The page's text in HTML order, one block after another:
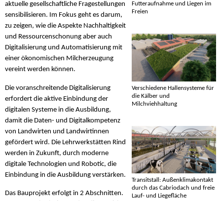
Futteraufnahme und Liegen im
Freien
Verschiedene Hallensysteme für
die Kälber und
Milchviehhaltung
Transitstall: Außenklimakontakt
durch das Cabriodach und freie
Lauf- und Liegefläche
aktuelle gesellschaftliche Fragestellungen
sensibilisieren. Im Fokus geht es darum,
zu zeigen, wie die Aspekte Nachhaltigkeit
und Ressourcenschonung aber auch
Digitalisierung und Automatisierung mit
einer ökonomischen Milcherzeugung
vereint werden können.
Die voranschreitende Digitalisierung
erfordert die aktive Einbindung der
digitalen Systeme in die Ausbildung,
damit die Daten- und Digitalkompetenz
von Landwirten und Landwirtinnen
gefördert wird. Die Lehrwerkstätten Rind
werden in Zukunft, durch moderne
digitale Technologien und Robotic, die
Einbindung in die Ausbildung verstärken.
Das Bauprojekt erfolgt in 2 Abschnitten.